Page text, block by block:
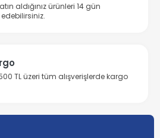
aldığınız ürünleri 14 gün
TL üzeri tüm alışverişlerde kargo